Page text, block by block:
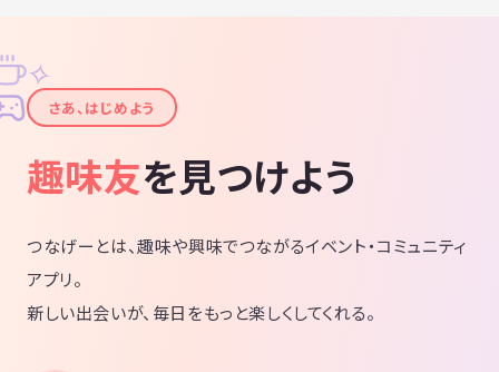
✦
✧
さあ、はじめよう
趣味友を見つけよう
つなげーとは、趣味や興味でつながるイベント・コミュニティ
アプリ。
新しい出会いが、毎日をもっと楽しくしてくれる。